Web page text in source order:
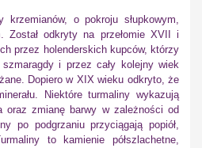
krzemianów, o pokroju słupkowym,
Został odkryty na przełomie XVII i
przez holenderskich kupców, którzy
i przez cały kolejny wiek
Dopiero w XIX wieku odkryto, że
Niektóre turmaliny wykazują
oraz zmianę barwy w zależności od
po podgrzaniu przyciągają popiół,
to kamienie półszlachetne,